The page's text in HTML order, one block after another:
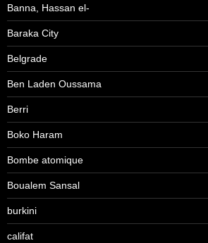
Banna, Hassan el-
Baraka City
Belgrade
Ben Laden Oussama
Berri
Boko Haram
Bombe atomique
Boualem Sansal
burkini
califat